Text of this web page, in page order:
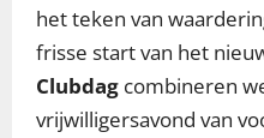
het teken van
frisse start van het
Clubdagcombineren
vrijwilligersavond van